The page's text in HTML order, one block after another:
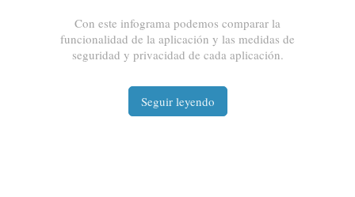
Con este infograma podemos comparar la
funcionalidad de la aplicación y las medidas de
seguridad y privacidad de cada aplicación.
Seguir leyendo